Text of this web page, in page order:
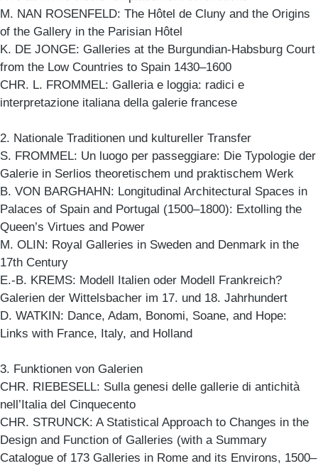
M. NAN ROSENFELD: The Hôtel de Cluny and the Origins
of the Gallery in the Parisian Hôtel
K. DE JONGE: Galleries at the Burgundian-Habsburg Court
from the Low Countries to Spain 1430–1600
CHR. L. FROMMEL: Galleria e loggia: radici e
interpretazione italiana della galerie francese
2. Nationale Traditionen und kultureller Transfer
S. FROMMEL: Un luogo per passeggiare: Die Typologie der
Galerie in Serlios theoretischem und praktischem Werk
B. VON BARGHAHN: Longitudinal Architectural Spaces in
Palaces of Spain and Portugal (1500–1800): Extolling the
Queen’s Virtues and Power
M. OLIN: Royal Galleries in Sweden and Denmark in the
17th Century
E.-B. KREMS: Modell Italien oder Modell Frankreich?
Galerien der Wittelsbacher im 17. und 18. Jahrhundert
D. WATKIN: Dance, Adam, Bonomi, Soane, and Hope:
Links with France, Italy, and Holland
3. Funktionen von Galerien
CHR. RIEBESELL: Sulla genesi delle gallerie di antichità
nell’Italia del Cinquecento
CHR. STRUNCK: A Statistical Approach to Changes in the
Design and Function of Galleries (with a Summary
Catalogue of 173 Galleries in Rome and its Environs, 1500–